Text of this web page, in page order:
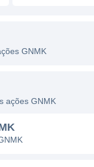
GNMK
ações GNMK